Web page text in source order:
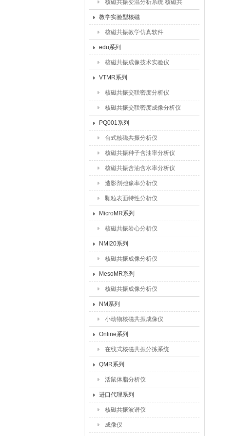
核磁共振变温分析系统 核磁共
振交联密度仪
教学实验型核磁
核磁共振教学仿真软件
edu系列
核磁共振成像技术实验仪
VTMR系列
核磁共振交联密度分析仪
核磁共振交联密度成像分析仪
PQ001系列
台式核磁共振分析仪
核磁共振种子含油率分析仪
核磁共振含油含水率分析仪
造影剂弛豫率分析仪
颗粒表面特性分析仪
MicroMR系列
核磁共振岩心分析仪
NMI20系列
核磁共振成像分析仪
MesoMR系列
核磁共振成像分析仪
NM系列
小动物核磁共振成像仪
Online系列
在线式核磁共振分拣系统
QMR系列
活鼠体脂分析仪
进口代理系列
核磁共振波谱仪
成像仪